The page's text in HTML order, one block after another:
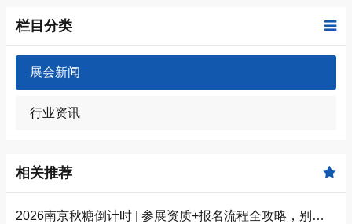
栏目分类
展会新闻
行业资讯
相关推荐
2026南京秋糖倒计时 | 参展资质+报名流程全攻略，别因手续不全错失良机（附材料清单）